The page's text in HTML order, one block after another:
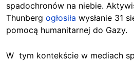
spadochronów na niebie.
Thunberg ogłosiła wysłanie 31
pomocą humanitarnej do Gazy.
W tym kontekście w mediach